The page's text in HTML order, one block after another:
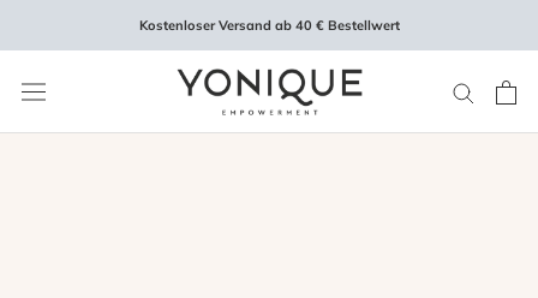
Kostenloser Versand ab 40 € Bestellwert